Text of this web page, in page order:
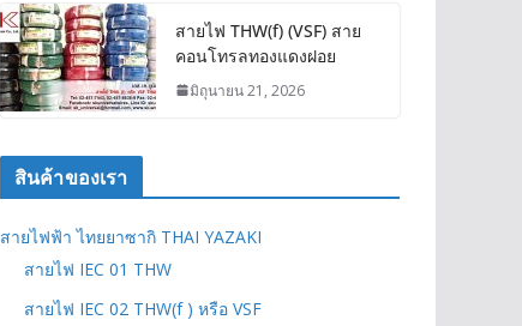
สายไฟ THW(f) (VSF) สาย
คอนโทรลทองแดงฝอย
มิถุนายน 21, 2026
สินค้าของเรา
สายไฟฟ้า ไทยยาซากิ THAI YAZAKI
สายไฟ IEC 01 THW
สายไฟ IEC 02 THW(f ) หรือ VSF